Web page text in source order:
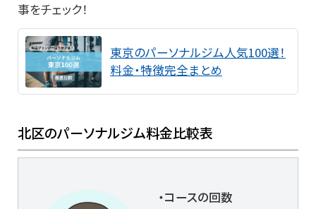
事をチェック！
東京のパーソナルジム人気100選！
料金・特徴完全まとめ
北区のパーソナルジム料金比較表
・コースの回数